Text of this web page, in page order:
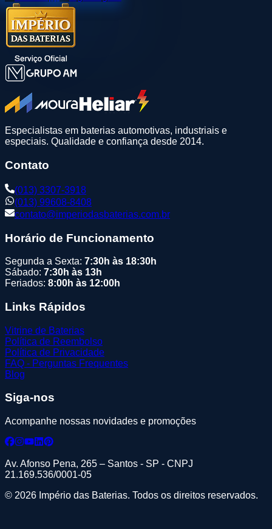
Especialistas em baterias automotivas, industriais e
especiais. Qualidade e confiança desde 2014.
Contato
(013) 3307-3918
(013) 99608-8408
contato@imperiodasbaterias.com.br
Horário de Funcionamento
Segunda a Sexta: 7:30h às 18:30h
Sábado: 7:30h às 13h
Feriados: 8:00h às 12:00h
Links Rápidos
Vitrine de Baterias
Política de Reembolso
Política de Privacidade
FAQ - Perguntas Frequentes
Blog
Siga-nos
Acompanhe nossas novidades e promoções
Av. Afonso Pena, 265 – Santos - SP - CNPJ
21.169.536/0001-05
© 2026 Império das Baterias. Todos os direitos reservados.